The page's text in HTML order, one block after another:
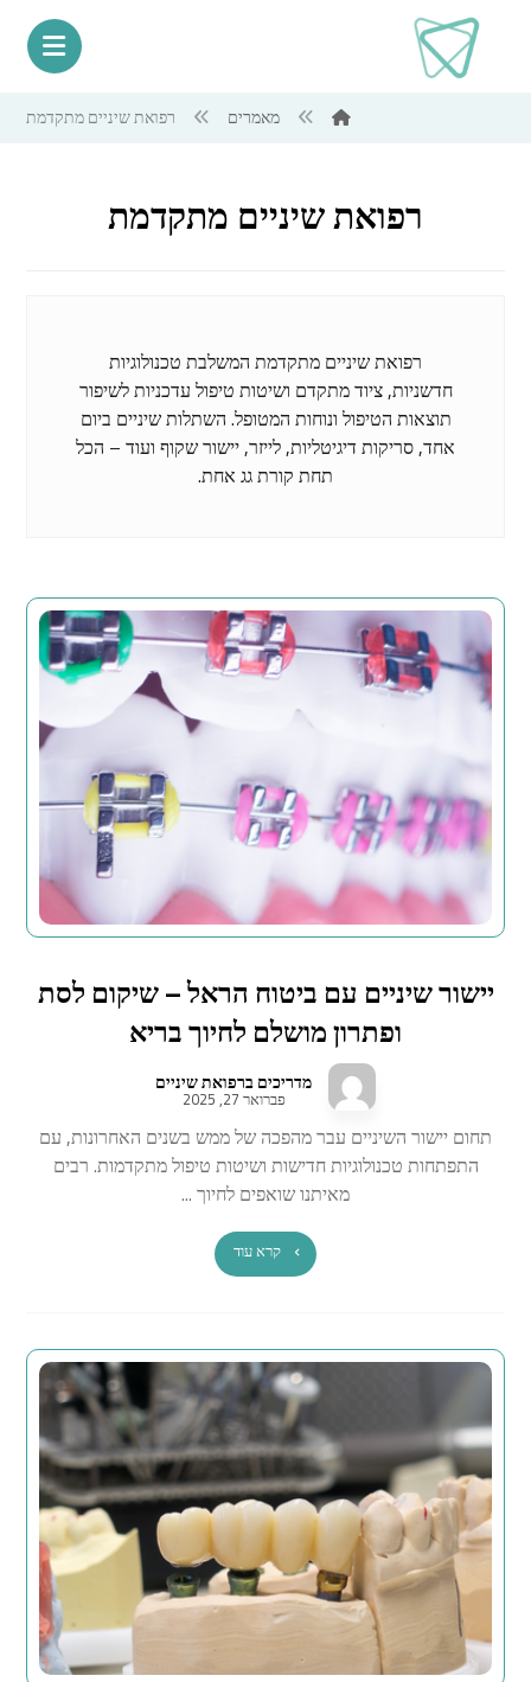
מאמרים רפואת שיניים מתקדמת
רפואת שיניים מתקדמת
רפואת שיניים מתקדמת המשלבת טכנולוגיות
חדשניות, ציוד מתקדם ושיטות טיפול עדכניות לשיפור
תוצאות הטיפול ונוחות המטופל. השתלות שיניים ביום
אחד, סריקות דיגיטליות, לייזר, יישור שקוף ועוד – הכל
תחת קורת גג אחת.
יישור שיניים עם ביטוח הראל – שיקום לסת
ופתרון מושלם לחיוך בריא
מדריכים ברפואת שיניים
פברואר 27, 2025
תחום יישור השיניים עבר מהפכה של ממש בשנים האחרונות, עם
התפתחות טכנולוגיות חדישות ושיטות טיפול מתקדמות. רבים
מאיתנו שואפים לחיוך ...
קרא עוד